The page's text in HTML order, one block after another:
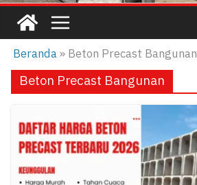
Beranda» Beton Precast Bangunan
Beton Precast Bangunan